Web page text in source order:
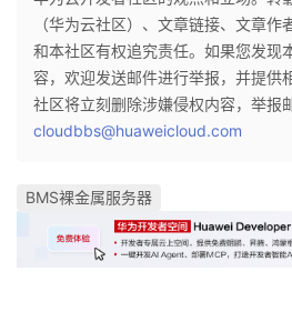
发
者
学
Programs
的
支
持
（华为云社区）、文章链接、文章
和本社区有权追究责任。如果您发现
容，欢迎发送邮件进行举报，并提供
社区将立刻删除涉嫌侵权内容，举报
cloudbbs@huaweicloud.com
BMS裸金属服务器